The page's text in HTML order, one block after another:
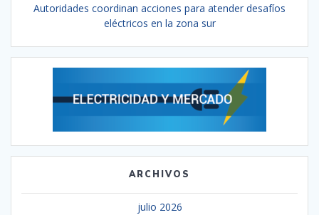
Autoridades coordinan acciones para atender desafíos
eléctricos en la zona sur
ARCHIVOS
julio 2026